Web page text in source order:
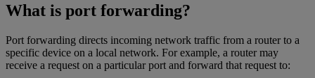
What is port forwarding?
Port forwarding directs incoming network traffic from a router to a
specific device on a local network. For example, a router may
receive a request on a particular port and forward that request to: